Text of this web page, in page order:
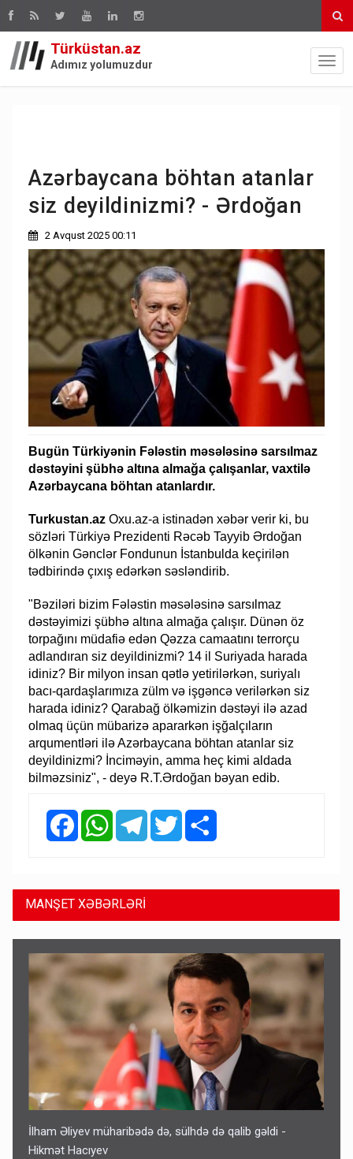
Türküstan.az
Adımız yolumuzdur
Azərbaycana böhtan atanlar
siz deyildinizmi? - Ərdoğan
2 Avqust 2025 00:11
Bugün Türkiyənin Fələstin məsələsinə sarsılmaz
dəstəyini şübhə altına almağa çalışanlar, vaxtilə
Azərbaycana böhtan atanlardır.
Turkustan.az Oxu.az-a istinadən xəbər verir ki, bu
sözləri Türkiyə Prezidenti Rəcəb Tayyib Ərdoğan
ölkənin Gənclər Fondunun İstanbulda keçirilən
tədbirində çıxış edərkən səsləndirib.
"Bəziləri bizim Fələstin məsələsinə sarsılmaz
dəstəyimizi şübhə altına almağa çalışır. Dünən öz
torpağını müdafiə edən Qəzza camaatını terrorçu
adlandıran siz deyildinizmi? 14 il Suriyada harada
idiniz? Bir milyon insan qətlə yetirilərkən, suriyalı
bacı-qardaşlarımıza zülm və işgəncə verilərkən siz
harada idiniz? Qarabağ ölkəmizin dəstəyi ilə azad
olmaq üçün mübarizə apararkən işğalçıların
arqumentləri ilə Azərbaycana böhtan atanlar siz
deyildinizmi? İnciməyin, amma heç kimi aldada
bilməzsiniz", - deyə R.T.Ərdoğan bəyan edib.
FacebookWhatsAppTelegramTwitter
MANŞET XƏBƏRLƏRİ
İlham Əliyev müharibədə də, sülhdə də qalib gəldi -
Hikmət Hacıyev